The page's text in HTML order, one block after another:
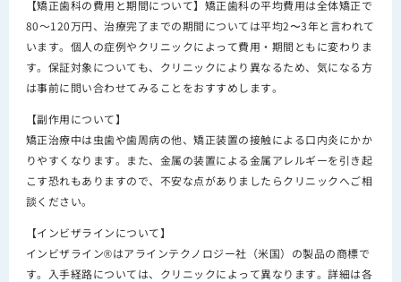
【矯正歯科の費用と期間について】矯正歯科の平均費用は全体矯正で
80～120万円、治療完了までの期間については平均2〜3年と言われて
います。個人の症例やクリニックによって費用・期間ともに変わりま
す。保証対象についても、クリニックにより異なるため、気になる方
は事前に問い合わせてみることをおすすめします。
【副作用について】
矯正治療中は虫歯や歯周病の他、矯正装置の接触による口内炎にかか
りやすくなります。また、金属の装置による金属アレルギーを引き起
こす恐れもありますので、不安な点がありましたらクリニックへご相
談ください。
【インビザラインについて】
インビザライン®はアラインテクノロジー社（米国）の製品の商標で
す。入手経路については、クリニックによって異なります。詳細は各